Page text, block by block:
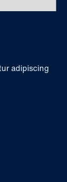
adipiscing